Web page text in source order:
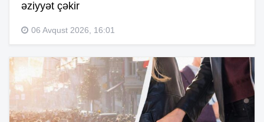
əziyyət çəkir
06 Avqust 2026, 16:01